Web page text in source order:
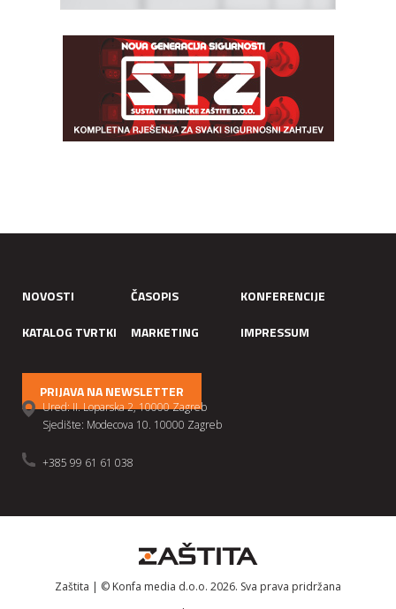
NOVOSTI ČASOPIS
KONFERENCIJE
KATALOG TVRTKI
MARKETING IMPRESSUM
PRIJAVA NA NEWSLETTER
Ured: II. Loparska 2, 10000 Zagreb
Sjedište: Modecova 10. 10000 Zagreb
+385 99 61 61 038
Zaštita | © Konfa media d.o.o. 2026. Sva prava pridržana